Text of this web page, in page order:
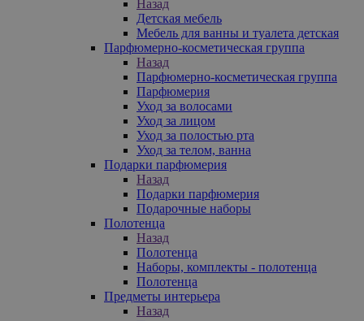
Назад
Детская мебель
Мебель для ванны и туалета детская
Парфюмерно-косметическая группа
Назад
Парфюмерно-косметическая группа
Парфюмерия
Уход за волосами
Уход за лицом
Уход за полостью рта
Уход за телом, ванна
Подарки парфюмерия
Назад
Подарки парфюмерия
Подарочные наборы
Полотенца
Назад
Полотенца
Наборы, комплекты - полотенца
Полотенца
Предметы интерьера
Назад